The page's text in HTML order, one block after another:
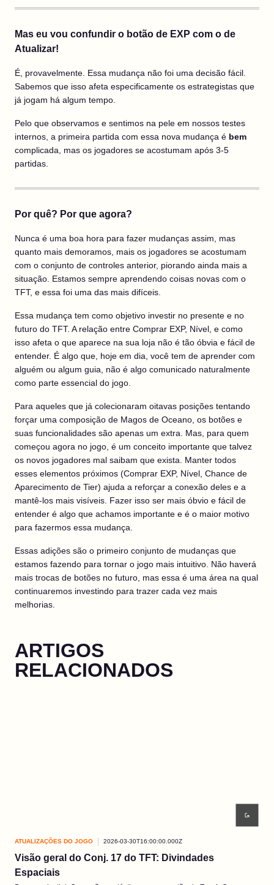
Mas eu vou confundir o botão de EXP com o de
Atualizar!
É, provavelmente. Essa mudança não foi uma decisão fácil.
Sabemos que isso afeta especificamente os estrategistas que
já jogam há algum tempo.
Pelo que observamos e sentimos na pele em nossos testes
internos, a primeira partida com essa nova mudança é bem
complicada, mas os jogadores se acostumam após 3-5
partidas.
Por quê? Por que agora?
Nunca é uma boa hora para fazer mudanças assim, mas
quanto mais demoramos, mais os jogadores se acostumam
com o conjunto de controles anterior, piorando ainda mais a
situação. Estamos sempre aprendendo coisas novas com o
TFT, e essa foi uma das mais difíceis.
Essa mudança tem como objetivo investir no presente e no
futuro do TFT. A relação entre Comprar EXP, Nível, e como
isso afeta o que aparece na sua loja não é tão óbvia e fácil de
entender. É algo que, hoje em dia, você tem de aprender com
alguém ou algum guia, não é algo comunicado naturalmente
como parte essencial do jogo.
Para aqueles que já colecionaram oitavas posições tentando
forçar uma composição de Magos de Oceano, os botões e
suas funcionalidades são apenas um extra. Mas, para quem
começou agora no jogo, é um conceito importante que talvez
os novos jogadores mal saibam que exista. Manter todos
esses elementos próximos (Comprar EXP, Nível, Chance de
Aparecimento de Tier) ajuda a reforçar a conexão deles e a
mantê-los mais visíveis. Fazer isso ser mais óbvio e fácil de
entender é algo que achamos importante e é o maior motivo
para fazermos essa mudança.
Essas adições são o primeiro conjunto de mudanças que
estamos fazendo para tornar o jogo mais intuitivo. Não haverá
mais trocas de botões no futuro, mas essa é uma área na qual
continuaremos investindo para trazer cada vez mais
melhorias.
ARTIGOS
RELACIONADOS
ATUALIZAÇÕES DO JOGO 2026-03-30T16:00:00.000Z
Visão geral do Conj. 17 do TFT: Divindades
Espaciais